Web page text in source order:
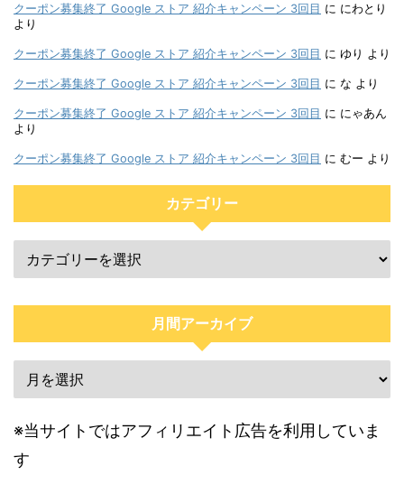
クーポン募集終了 Google ストア 紹介キャンペーン 3回目 に にわとり
より
クーポン募集終了 Google ストア 紹介キャンペーン 3回目 に ゆり より
クーポン募集終了 Google ストア 紹介キャンペーン 3回目 に な より
クーポン募集終了 Google ストア 紹介キャンペーン 3回目 に にゃあん
より
クーポン募集終了 Google ストア 紹介キャンペーン 3回目 に むー より
カテゴリー
月間アーカイブ
※当サイトではアフィリエイト広告を利用していま
す